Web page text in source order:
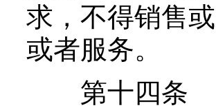
求，不得销售
或者服务。
第十四条 电